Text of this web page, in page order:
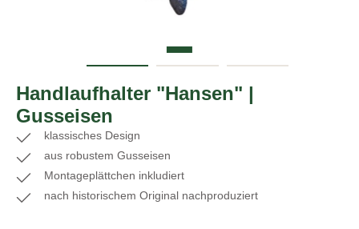
Handlaufhalter "Hansen" |
Gusseisen
klassisches Design
aus robustem Gusseisen
Montageplättchen inkludiert
nach historischem Original nachproduziert